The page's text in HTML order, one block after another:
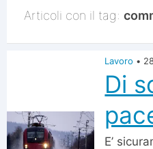
Articoli con il tag:
Lavoro •
Di
E’